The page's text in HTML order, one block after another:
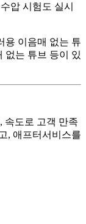
압 시험도 실시
용 이음매 없는 튜
없는 튜브 등이 있
속도로 고객 만족
, 애프터서비스를